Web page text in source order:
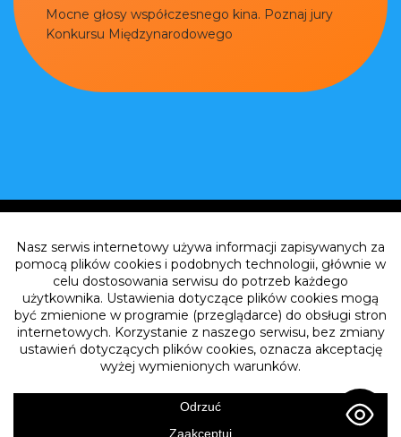
Mocne głosy współczesnego kina. Poznaj jury
Konkursu Międzynarodowego
FREEDOM Film Festival
8-11.07.2026